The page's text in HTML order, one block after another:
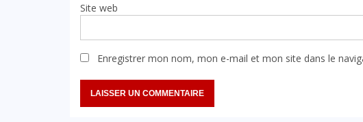
Site web
Enregistrer mon nom, mon e-mail et mon site dans le